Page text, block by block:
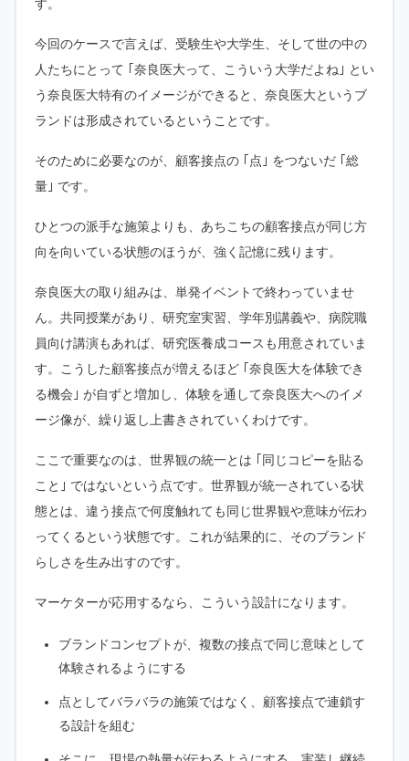
す。
今回のケースで言えば、受験生や大学生、そして世の中の
人たちにとって ｢奈良医大って、こういう大学だよね｣ とい
う奈良医大特有のイメージができると、奈良医大というブ
ランドは形成されているということです。
そのために必要なのが、顧客接点の ｢点｣ をつないだ ｢総
量｣ です。
ひとつの派手な施策よりも、あちこちの顧客接点が同じ方
向を向いている状態のほうが、強く記憶に残ります。
奈良医大の取り組みは、単発イベントで終わっていませ
ん。共同授業があり、研究室実習、学年別講義や、病院職
員向け講演もあれば、研究医養成コースも用意されていま
す。こうした顧客接点が増えるほど ｢奈良医大を体験でき
る機会｣ が自ずと増加し、体験を通して奈良医大へのイメ
ージ像が、繰り返し上書きされていくわけです。
ここで重要なのは、世界観の統一とは ｢同じコピーを貼る
こと｣ ではないという点です。世界観が統一されている状
態とは、違う接点で何度触れても同じ世界観や意味が伝わ
ってくるという状態です。これが結果的に、そのブランド
らしさを生み出すのです。
マーケターが応用するなら、こういう設計になります。
ブランドコンセプトが、複数の接点で同じ意味として
体験されるようにする
点としてバラバラの施策ではなく、顧客接点で連鎖す
る設計を組む